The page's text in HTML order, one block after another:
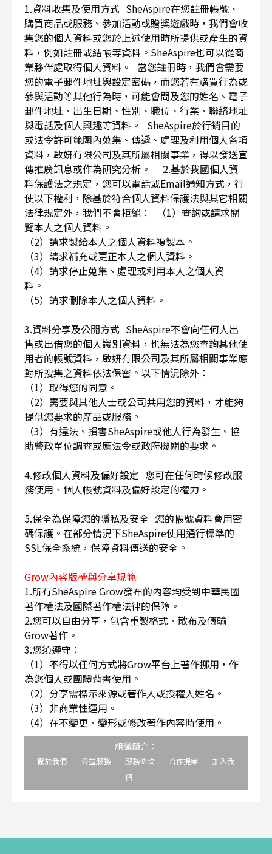
1.資料收集及使用方式 SheAspire在您註冊帳號、
購買商品或服務、參加活動或贈獎遊戲時，我們會收
集您的個人資料或您於上述使用時所提供或產生的資
料，例如註冊或結帳等資料。SheAspire也可以從商
業夥伴處取得個人資料。 當您註冊時，我們會需要
您的電子郵件地址與設定密碼，而您若有購買行為或
參與活動等其他行為時，可能會問及您的姓名、電子
郵件地址、出生日期、性別、職位、行業、聯絡地址
與電話及個人興趣等資料。 SheAspire於行銷目的
或法令許可範圍內蒐集、傳遞、處理及利用個人各項
資料，啟妍有限公司及其所屬相關事業，得以發送宣
傳推廣訊息或作為研究分析。 2.基於我國個人資
料保護法之規定，您可以電話或Email通知方式，行
使以下權利，除基於符合個人資料保護法與其它相關
法律規定外，我們不會拒絕： （1）查詢或請求閱
覽本人之個人資料。
（2）請求製給本人之個人資料複製本。
（3）請求補充或更正本人之個人資料。
（4）請求停止蒐集、處理或利用本人之個人資
料。
（5）請求刪除本人之個人資料。
3.資料分享及公開方式 SheAspire不會向任何人出
售或出借您的個人識別資料，也無法為您查詢其他使
用者的帳號資料，啟妍有限公司及其所屬相關事業應
對所搜集之資料依法保密。以下情況除外：
（1）取得您的同意。
（2）需要與其他人士或公司共用您的資料，才能夠
提供您要求的產品或服務。
（3）有違法、損害SheAspire或他人行為發生、協
助警政單位調查或應法令或政府機關的要求。
4.修改個人資料及偏好設定 您可在任何時候修改服
務使用、個人帳號資料及偏好設定的權力。
5.保全為保障您的隱私及安全 您的帳號資料會用密
碼保護。在部分情況下SheAspire使用通行標準的
SSL保全系統，保障資料傳送的安全。
Grow內容版權與分享規範
1.所有SheAspire Grow發布的內容均受到中華民國
著作權法及國際著作權法律的保障。
2.您可以自由分享，包含重製格式、散布及傳輸
Grow著作。
3.您須遵守：
（1）不得以任何方式將Grow平台上著作挪用，作
為您個人或團體背書使用。
（2）分享需標示來源或著作人或授權人姓名。
（3）非商業性運用。
（4）在不變更、變形或修改著作內容時使用。
組織簡介：
關於我們 公益服務 服務條款 合作提案
加入我
們